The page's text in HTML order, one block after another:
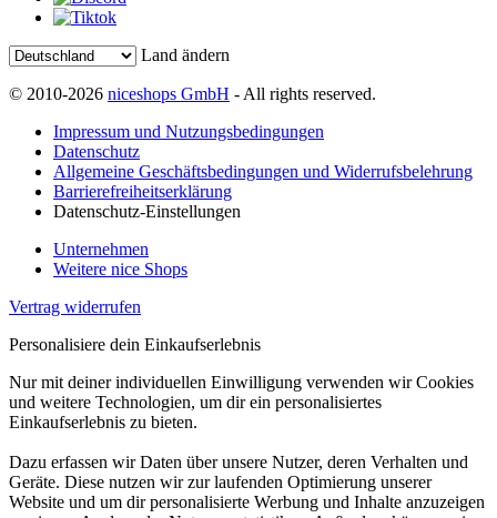
Land ändern
© 2010-2026 niceshops GmbH - All rights reserved.
Impressum und Nutzungsbedingungen
Datenschutz
Allgemeine Geschäftsbedingungen und Widerrufsbelehrung
Barrierefreiheitserklärung
Datenschutz-Einstellungen
Unternehmen
Weitere nice Shops
Vertrag widerrufen
Personalisiere dein Einkaufserlebnis
Nur mit deiner individuellen Einwilligung verwenden wir Cookies
und weitere Technologien, um dir ein personalisiertes
Einkaufserlebnis zu bieten.
Dazu erfassen wir Daten über unsere Nutzer, deren Verhalten und
Geräte. Diese nutzen wir zur laufenden Optimierung unserer
Website und um dir personalisierte Werbung und Inhalte anzuzeigen